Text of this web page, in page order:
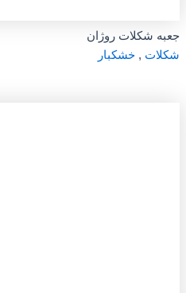
جعبه شکلات روژان
شکلات , خشکبار